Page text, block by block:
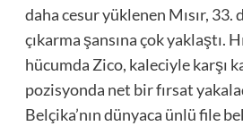
daha cesur yüklenen Mısır, 33.
çıkarma şansına çok yaklaştı.
hücumda Zico, kaleciyle karşı
pozisyonda net bir fırsat
Belçika’nın dünyaca ünlü file